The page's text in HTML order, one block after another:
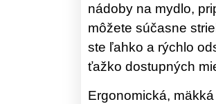
nádoby na mydlo,
môžete súčasne
ste ľahko a rýchlo
ťažko dostupných
Ergonomická,